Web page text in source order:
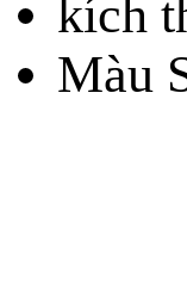
kích
Màu